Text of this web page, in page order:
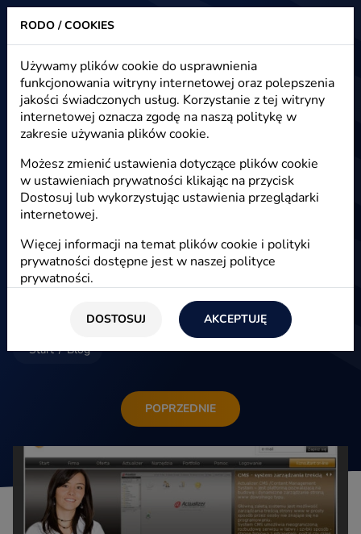
Heuristic - strony www, sklepy internetowe, e-marketing
Blog - e-marketing, e-commerce,
e-biznes
E-marketing
Start / Blog
POPRZEDNIE
RODO / COOKIES
Używamy plików cookie do usprawnienia
funkcjonowania witryny internetowej oraz polepszenia
jakości świadczonych usług. Korzystanie z tej witryny
internetowej oznacza zgodę na naszą politykę w
zakresie używania plików cookie.
Możesz zmienić ustawienia dotyczące plików cookie
w ustawieniach prywatności klikając na przycisk
Dostosuj lub wykorzystując ustawienia przeglądarki
internetowej.
Więcej informacji na temat plików cookie i polityki
prywatności dostępne jest w naszej polityce
prywatności.
DOSTOSUJ AKCEPTUJĘ